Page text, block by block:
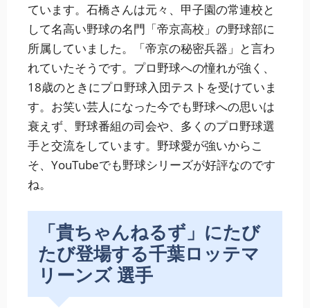
ています。石橋さんは元々、甲子園の常連校と
して名高い野球の名門「帝京高校」の野球部に
所属していました。「帝京の秘密兵器」と言わ
れていたそうです。プロ野球への憧れが強く、
18歳のときにプロ野球入団テストを受けていま
す。お笑い芸人になった今でも野球への思いは
衰えず、野球番組の司会や、多くのプロ野球選
手と交流をしています。野球愛が強いからこ
そ、YouTubeでも野球シリーズが好評なのです
ね。
「貴ちゃんねるず」にたび
たび登場する千葉ロッテマ
リーンズ 選手